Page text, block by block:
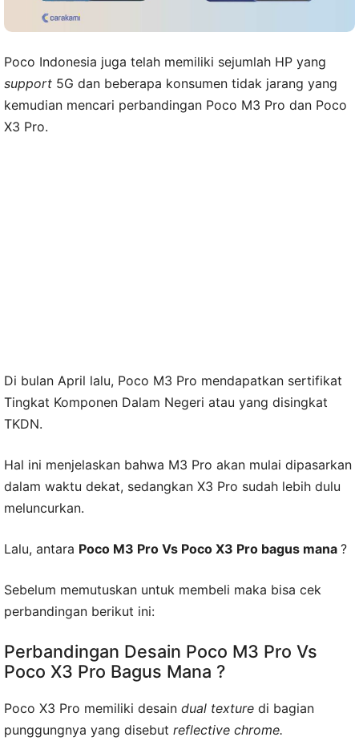
Poco Indonesia juga telah memiliki sejumlah HP yang
support 5G dan beberapa konsumen tidak jarang yang
kemudian mencari perbandingan Poco M3 Pro dan Poco
X3 Pro.
Di bulan April lalu, Poco M3 Pro mendapatkan sertifikat
Tingkat Komponen Dalam Negeri atau yang disingkat
TKDN.
Hal ini menjelaskan bahwa M3 Pro akan mulai dipasarkan
dalam waktu dekat, sedangkan X3 Pro sudah lebih dulu
meluncurkan.
Lalu, antara Poco M3 Pro Vs Poco X3 Pro bagus mana ?
Sebelum memutuskan untuk membeli maka bisa cek
perbandingan berikut ini:
Perbandingan Desain Poco M3 Pro Vs
Poco X3 Pro Bagus Mana ?
Poco X3 Pro memiliki desain dual texture di bagian
punggungnya yang disebut reflective chrome.